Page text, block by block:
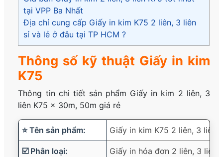
tại VPP Ba Nhất
Địa chỉ cung cấp Giấy in kim K75 2 liên, 3 liên
sỉ và lẻ ở đâu tại TP HCM ?
Thông số kỹ thuật Giấy in kim
K75
Thông tin chi tiết sản phẩm Giấy in kim 2 liên, 3
liên K75 x 30m, 50m giá rẻ
⭐ Tên sản phẩm: Giấy in kim K75 2 liên, 3 liên
☑️ Phân loại: Giấy in hóa đơn 2 liên, 3 liên